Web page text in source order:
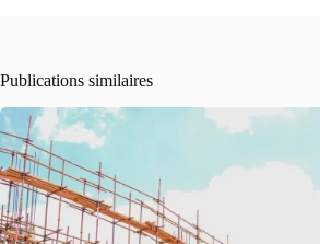
Publications similaires